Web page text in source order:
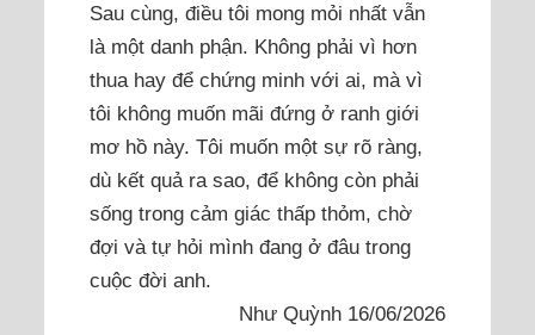
Sau cùng, điều tôi mong mỏi nhất vẫn
là một danh phận. Không phải vì hơn
thua hay để chứng minh với ai, mà vì
tôi không muốn mãi đứng ở ranh giới
mơ hồ này. Tôi muốn một sự rõ ràng,
dù kết quả ra sao, để không còn phải
sống trong cảm giác thấp thỏm, chờ
đợi và tự hỏi mình đang ở đâu trong
cuộc đời anh.
Như Quỳnh 16/06/2026